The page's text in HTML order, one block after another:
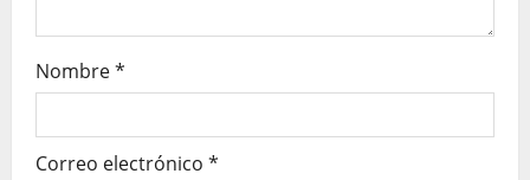
r
a
d
Nombre*
Correo electrónico *